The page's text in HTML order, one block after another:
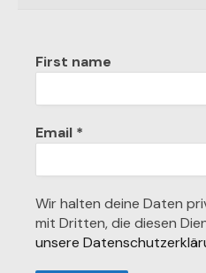
First name
Email *
Wir halten deine Daten
mit Dritten, die diesen
unsere